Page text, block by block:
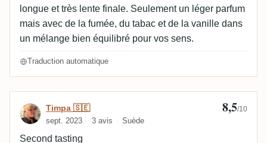
longue et très lente finale. Seulement un léger parfum
mais avec de la fumée, du tabac et de la vanille dans
un mélange bien équilibré pour vos sens.
Traduction automatique
Avis de Timpa 🇸🇪
Timpa 🇸🇪
sept. 2023 3 avis Suède
8,5/10
Second tasting